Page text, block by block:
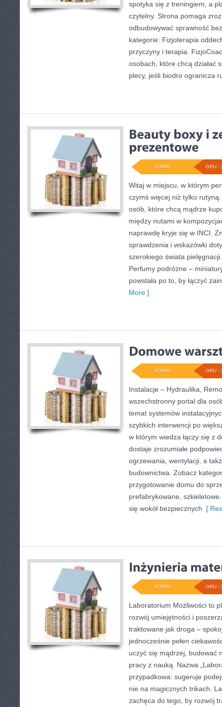
spotyka się z treningiem, a
czytelny. Strona pomaga
odbudowywać sprawność
kategorie: Fizjoterapia
przyczyny i terapia.
osobach, które chcą działać
plecy, jeśli biodro ogranicza
GRU -
ADMIN
Witaj w miejscu, w którym
czymś więcej niż tylko
osób, które chcą mądrze
między nutami w
naprawdę kryje się w INCI.
sprawdzenia i wskazówki
szerokiego świata
Perfumy podróżne –
powstała po to, by łączyć
More ]
GRU -
ADMIN
Instalacje – Hydraulika,
wszechstronny portal dla
temat systemów
szybkich interwencji po
w którym wiedza łączy się z
dostaje zrozumiałe
ogrzewania, wentylacji, a
budownictwa. Zobacz
przygotowanie domu do
prefabrykowane,
się wokół bezpiecznych [
GRU -
ADMIN
Laboratorium Możliwości to
rozwój umiejętności i
traktowane jak droga –
jednocześnie pełen
uczyć się mądrzej, budować
pracy z nauką. Nazwa
przypadkowa: sugeruje
nie na magicznych trikach.
zachęca do tego, by rozwój